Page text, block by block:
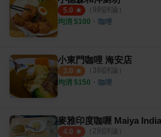
5.0 （ 9則評論）
均消 $100 ・ 咖哩
小東門咖哩 海安店
3.0 （ 3則評論）
均消 $150 ・ 咖哩
4.0 （ 2則評論）